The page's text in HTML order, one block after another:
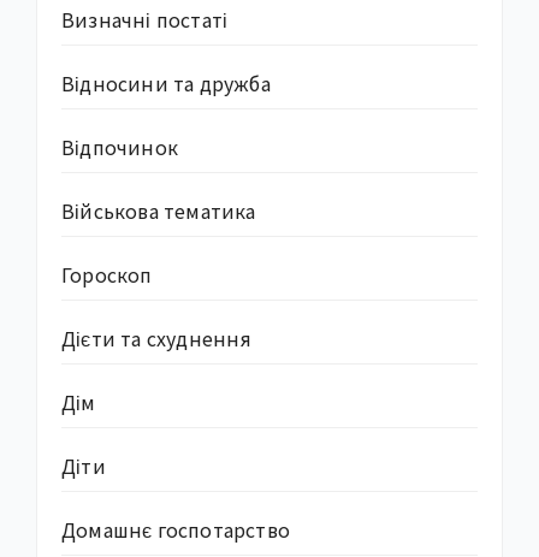
Визначні постаті
Відносини та дружба
Відпочинок
Військова тематика
Гороскоп
Дієти та схуднення
Дім
Діти
Домашнє госпотарство